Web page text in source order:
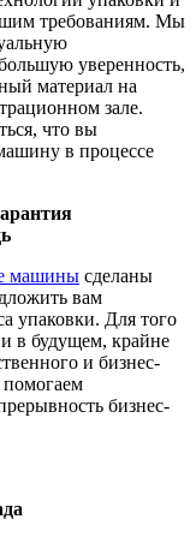
требованиям. Мы
уверенность,
материал на
зале.
что вы
в процессе
машины сделаны
вам
упаковки. Для того
в будущем, крайне
и бизнес-
бизнес-